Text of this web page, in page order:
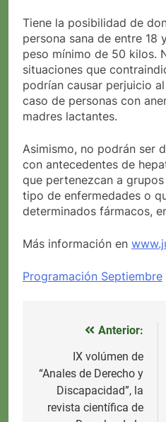
Tiene la posibilidad de
persona sana de entre 18
peso mínimo de 50 kilos.
situaciones que
podrían causar perjuicio
caso de personas con
madres lactantes.
Asimismo, no podrán ser
con antecedentes de
que pertenezcan a
tipo de enfermedades o
determinados fármacos,
Más información en
Programación Septiembre
Navegación
entradas
Anterior:
IX volúmen de
“Anales de Derecho y
Discapacidad”, la
revista científica de